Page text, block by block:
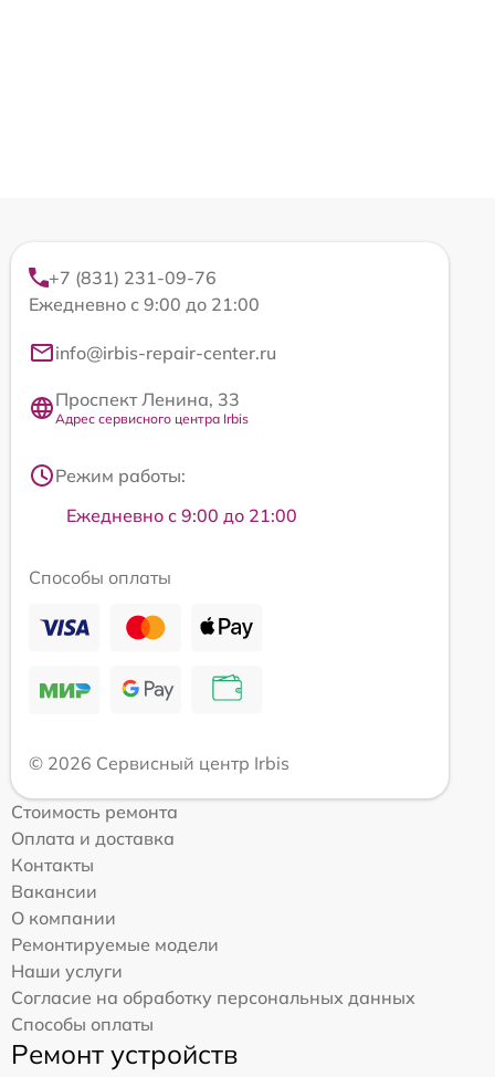
+7 (831) 231-09-76
Ежедневно с 9:00 до 21:00
info@irbis-repair-center.ru
Проспект Ленина, 33
Адрес сервисного центра Irbis
Режим работы:
Ежедневно с 9:00 до 21:00
Способы оплаты
© 2026 Сервисный центр Irbis
Стоимость ремонта
Оплата и доставка
Контакты
Вакансии
О компании
Ремонтируемые модели
Наши услуги
Согласие на обработку персональных данных
Способы оплаты
Ремонт устройств